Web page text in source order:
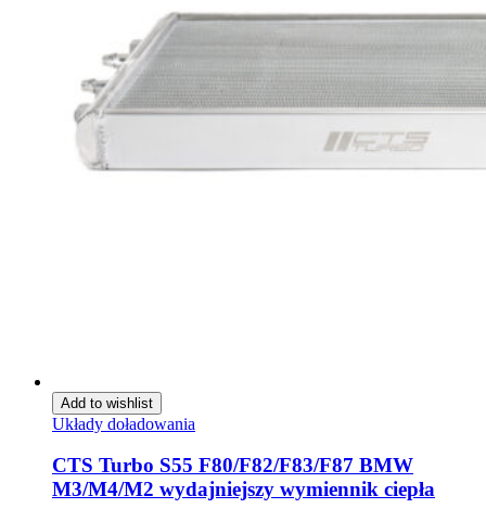
Add to wishlist
Układy doładowania
CTS Turbo S55 F80/F82/F83/F87 BMW
M3/M4/M2 wydajniejszy wymiennik ciepła